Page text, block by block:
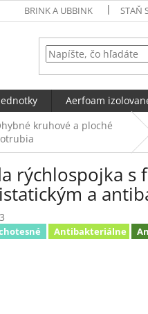
BRINK A UBBINK STAŇ
Aerfoam
kruhové a ploché
rýchlospojka
a
Antibakteriálne